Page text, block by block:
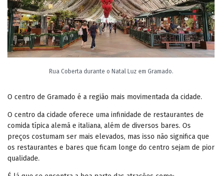
Rua Coberta durante o Natal Luz em Gramado.
O centro de Gramado é a região mais movimentada da cidade.
O centro da cidade oferece uma infinidade de restaurantes de
comida típica alemã e italiana, além de diversos bares. Os
preços costumam ser mais elevados, mas isso não significa que
os restaurantes e bares que ficam longe do centro sejam de pior
qualidade.